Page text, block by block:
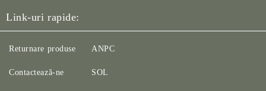
Link-uri rapide:
Returnare produse
Contactează-ne
ANPC
SOL